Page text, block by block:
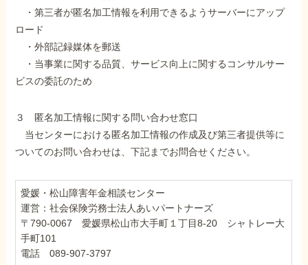
受給事例
Q&A・相談事例
お知らせ
事務所について
お客様からの感謝のお手紙
・第三者が匿名加工情報を利用できるようサーバーにアップ
ロード
・外部記録媒体を郵送
・当事業に関する品質、サービス向上に関するコンサルサー
ビスの委託のため
３ 匿名加工情報に関する問い合わせ窓口
当センターにおける匿名加工情報の作成及び第三者提供等に
ついてのお問い合わせは、下記までお問合せください。
愛媛・松山障害年金相談センター
運営：社会保険労務士法人あいパートナーズ
〒790-0067 愛媛県松山市大手町１丁目8-20 シャトレー大
手町101
電話 089-907-3797